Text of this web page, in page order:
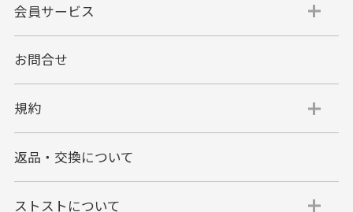
代金引換
代引手数料一律400円
す。
代金引換でのお支払い方法は現金のみとなりま
す。
会員サービス
お問合せ
規約
返品・交換について
ストストについて